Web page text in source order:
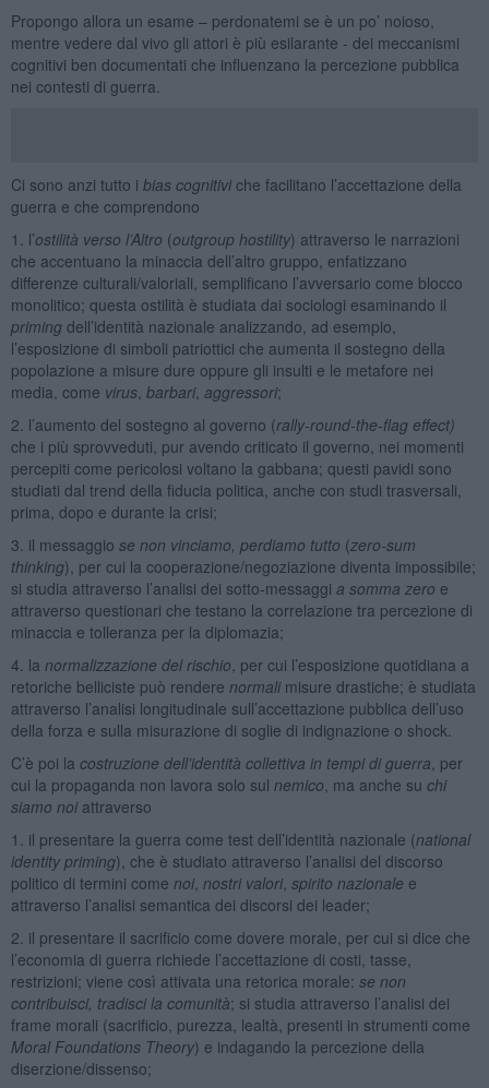
Propongo allora un esame – perdonatemi se è un po’ noioso,
mentre vedere dal vivo gli attori è più esilarante - dei meccanismi
cognitivi ben documentati che influenzano la percezione pubblica
nei contesti di guerra.
Ci sono anzi tutto i bias cognitiviche facilitano l’accettazione della
guerra e che comprendono
1. l’ostilità verso l’Altro (outgroup hostility) attraverso le narrazioni
che accentuano la minaccia dell’altro gruppo, enfatizzano
differenze culturali/valoriali, semplificano l’avversario come blocco
monolitico; questa ostilità è studiata dai sociologi esaminando il
primingdell’identità nazionale analizzando, ad esempio,
l’esposizione di simboli patriottici che aumenta il sostegno della
popolazione a misure dure oppure gli insulti e le metafore nei
media, come virus, barbari, aggressori;
2. l’aumento del sostegno al governo (rally-round-the-flag effect)
che i più sprovveduti, pur avendo criticato il governo, nei momenti
percepiti come pericolosi voltano la gabbana; questi pavidi sono
studiati dal trend della fiducia politica, anche con studi trasversali,
prima, dopo e durante la crisi;
3. il messaggio se non vinciamo, perdiamo tutto (zero-sum
thinking), per cui la cooperazione/negoziazione diventa impossibile;
si studia attraverso l’analisi dei sotto-messaggi a somma zero e
attraverso questionari che testano la correlazione tra percezione di
minaccia e tolleranza per la diplomazia;
4. la normalizzazione del rischio , per cui l’esposizione quotidiana a
retoriche belliciste può rendere normalimisure drastiche; è studiata
attraverso l’analisi longitudinale sull’accettazione pubblica dell’uso
della forza e sulla misurazione di soglie di indignazione o shock.
C’è poi la costruzione dell’identità collettiva in tempi di guerra , per
cui la propaganda non lavora solo sul nemico , ma anche su chi
siamo noiattraverso
1. il presentare la guerra come test dell’identità nazionale (national
identity priming), che è studiato attraverso l’analisi del discorso
politico di termini come noi, nostri valori, spirito nazionale e
attraverso l’analisi semantica dei discorsi dei leader;
2. il presentare il sacrificio come dovere morale, per cui si dice che
l’economia di guerra richiede l’accettazione di costi, tasse,
restrizioni; viene così attivata una retorica morale: se non
contribuisci, tradisci la comunità; si studia attraverso l’analisi dei
frame morali (sacrificio, purezza, lealtà, presenti in strumenti come
Moral Foundations Theory) e indagando la percezione della
diserzione/dissenso;